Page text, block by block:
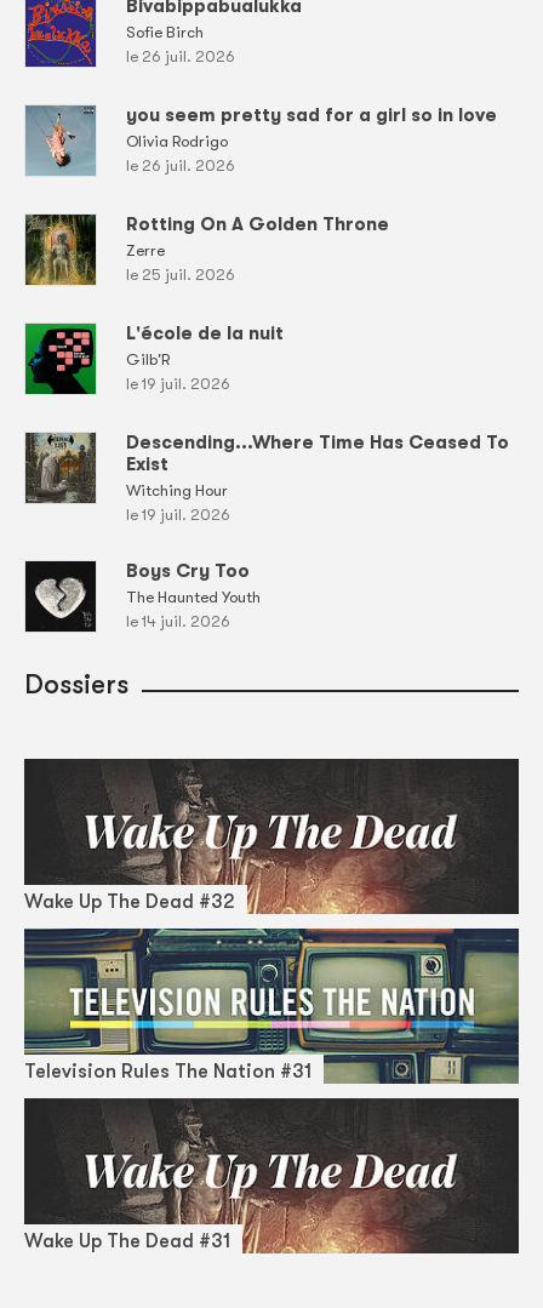
Bivabippabualukka
Sofie Birch
le 26 juil. 2026
you seem pretty sad for a girl so in love
Olivia Rodrigo
le 26 juil. 2026
Rotting On A Golden Throne
Zerre
le 25 juil. 2026
L'école de la nuit
Gilb'R
le 19 juil. 2026
Descending...Where Time Has Ceased To
Exist
Witching Hour
le 19 juil. 2026
Boys Cry Too
The Haunted Youth
le 14 juil. 2026
Dossiers
Wake Up The Dead #32
Television Rules The Nation #31
Wake Up The Dead #31